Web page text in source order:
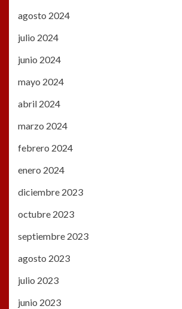
agosto 2024
julio 2024
junio 2024
mayo 2024
abril 2024
marzo 2024
febrero 2024
enero 2024
diciembre 2023
octubre 2023
septiembre 2023
agosto 2023
julio 2023
junio 2023